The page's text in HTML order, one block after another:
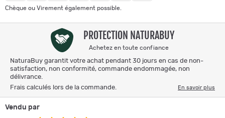
Chèque ou Virement également possible.
PROTECTION NATURABUY
Achetez en toute confiance
NaturaBuy garantit votre achat pendant 30 jours en cas de non-
satisfaction, non conformité, commande endommagée, non
délivrance.
Frais calculés lors de la commande.
En savoir plus
Vendu par